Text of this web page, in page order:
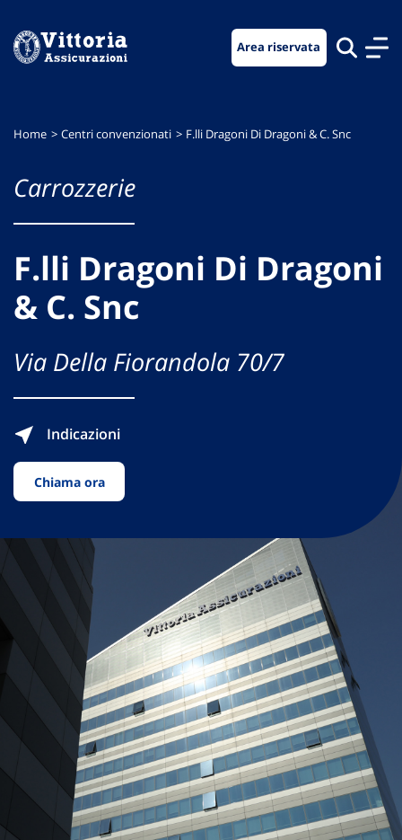
menu
contenuto
footer
Area riservata
Home Centri convenzionati F.lli Dragoni Di Dragoni & C. Snc
Carrozzerie
F.lli Dragoni Di Dragoni
& C. Snc
Via Della Fiorandola 70/7
Indicazioni
Chiama ora